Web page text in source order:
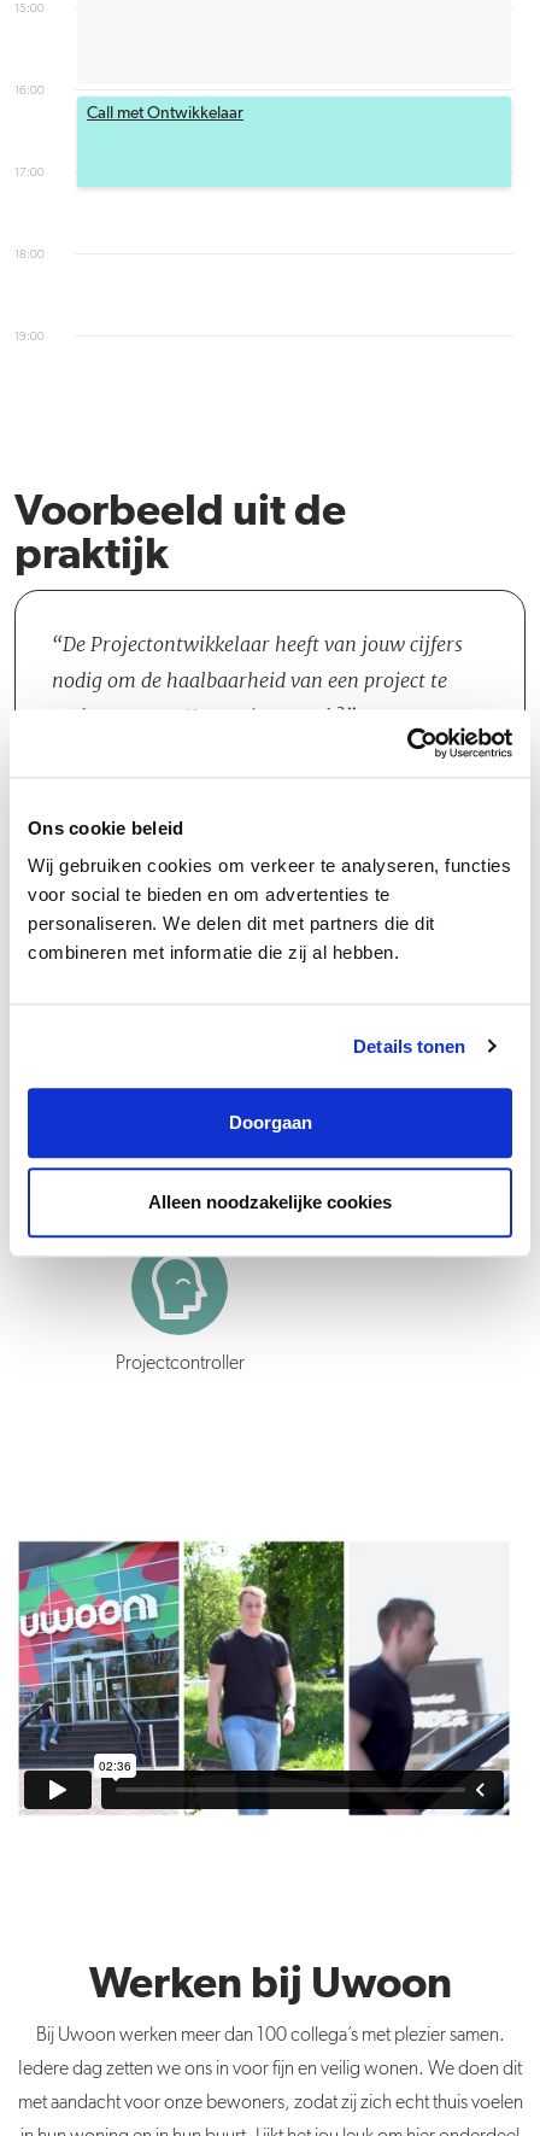
Ons cookie beleid
Wij gebruiken cookies om verkeer te analyseren, functies
voor social te bieden en om advertenties te
personaliseren. We delen dit met partners die dit
combineren met informatie die zij al hebben.
Details tonen
Doorgaan
Alleen noodzakelijke cookies
15:00
16:00
17:00
18:00
19:00
Call met Ontwikkelaar
Voorbeeld uit de
praktijk
De Projectontwikkelaar heeft van jouw cijfers
nodig om de haalbaarheid van een project te
ondersteunen. Hoe ga je te werk?
Projectcontroller
Werken bij Uwoon
Bij Uwoon werken meer dan 100 collega’s met plezier samen.
Iedere dag zetten we ons in voor fijn en veilig wonen. We doen dit
met aandacht voor onze bewoners, zodat zij zich echt thuis voelen